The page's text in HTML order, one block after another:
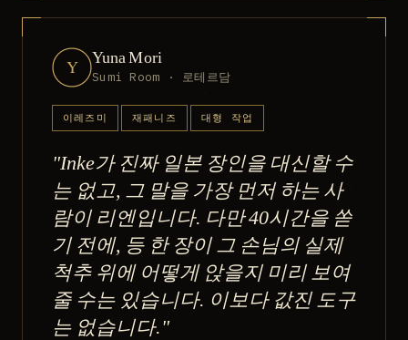
Y Yuna Mori
Sumi Room · 로테르담
이레즈미 재패니즈 대형 작업
"Inke가 진짜 일본 장인을 대신할 수
는 없고, 그 말을 가장 먼저 하는 사
람이 리엔입니다. 다만 40시간을 쏟
기 전에, 등 한 장이 그 손님의 실제
척추 위에 어떻게 앉을지 미리 보여
줄 수는 있습니다. 이보다 값진 도구
는 없습니다."